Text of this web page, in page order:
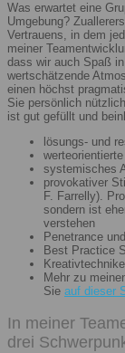
Was erwartet eine
Umgebung?
Vertrauens, in dem
meiner
dass wir auch Spaß
wertschätzende
einen höchst
Sie persönlich
ist gut gefüllt und
lösungs- und
systemisches
provokativer
F. Farrelly).
sondern ist
verstehen
Penetrance
Best Practice
Mehr zu
Sie auf dieser
In meiner
drei